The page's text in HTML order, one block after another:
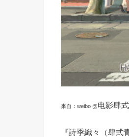
来自：weibo @电影肆
『詩季織々（肆式